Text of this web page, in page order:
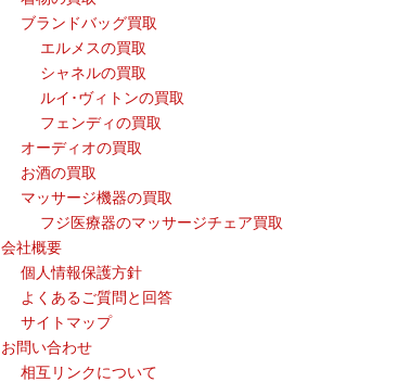
ブランドバッグ買取
エルメスの買取
シャネルの買取
ルイ･ヴィトンの買取
フェンディの買取
オーディオの買取
お酒の買取
マッサージ機器の買取
フジ医療器のマッサージチェア買取
会社概要
個人情報保護方針
よくあるご質問と回答
サイトマップ
お問い合わせ
相互リンクについて